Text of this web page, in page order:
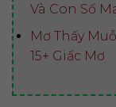
Và Con Số
Mơ Thấy
15+ Giấc Mơ